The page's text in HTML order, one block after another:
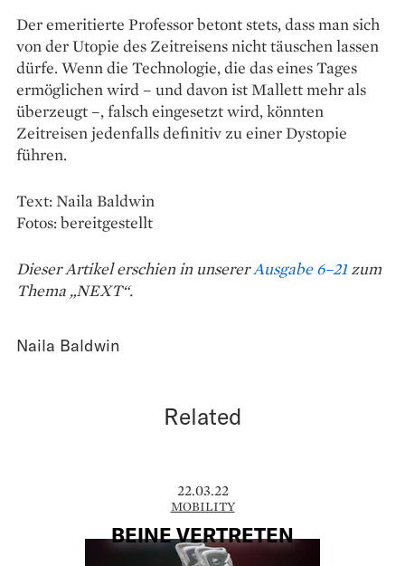
Der emeritierte Professor betont stets, dass man sich
von der Utopie des Zeitreisens nicht täuschen lassen
dürfe. Wenn die Technologie, die das eines Tages
ermöglichen wird – und davon ist Mallett mehr als
überzeugt –, falsch eingesetzt wird, könnten
Zeitreisen jedenfalls definitiv zu einer Dys­topie
führen.
Text: Naila Baldwin
Fotos: bereitgestellt
Dieser Artikel erschien in unsererAusgabe 6–21zum
Thema „NEXT“.
Naila Baldwin
Related
22.03.22
MOBILITY
BEINE VERTRETEN